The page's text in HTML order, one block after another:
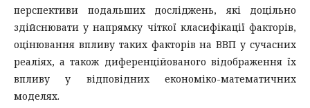
перспективи подальших досліджень, які доцільно
здійснювати у напрямку чіткої класифікації факторів,
оцінювання впливу таких факторів на ВВП у сучасних
реаліях, а також диференційованого відображення їх
впливу у відповідних економіко-математичних
моделях.